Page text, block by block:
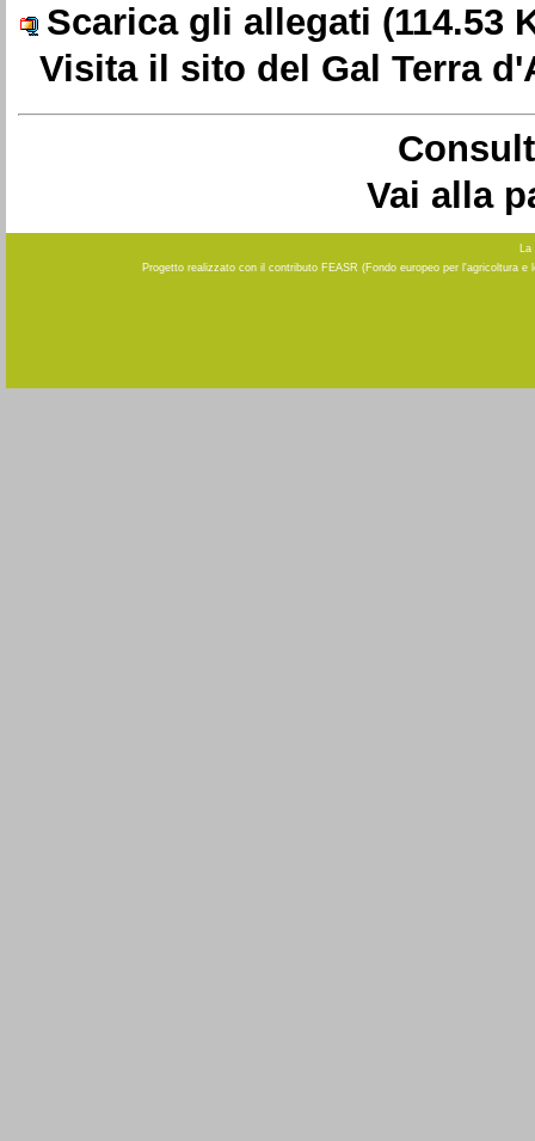
Scarica gli allegati (114.53
Visita il sito del Gal Terra
Vai alla
La
Progetto realizzato con il contributo FEASR (Fondo europeo per l'agricoltura